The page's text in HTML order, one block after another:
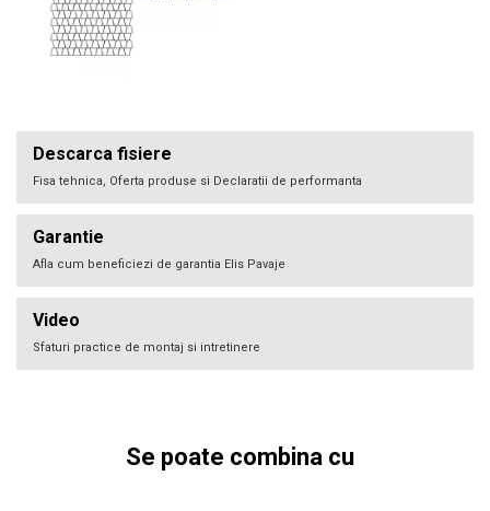
Descarca fisiere
Fisa tehnica, Oferta produse si Declaratii de performanta
Garantie
Afla cum beneficiezi de garantia Elis Pavaje
Video
Sfaturi practice de montaj si intretinere
Se poate combina cu